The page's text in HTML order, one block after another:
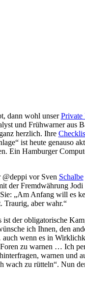
dann wohl unserPrivate
und Frühwarner aus
herzlich. Ihre
ist heute genauso
Ein Hamburger
@deppi vor Sven Schalbe
der Fremdwährung Jodi
„Am Anfang will es
Traurig, aber wahr.“
der obligatorische
ich Ihnen, den
wenn es in
zu warnen … Ich
warnen und
wach zu rütteln“. Nun